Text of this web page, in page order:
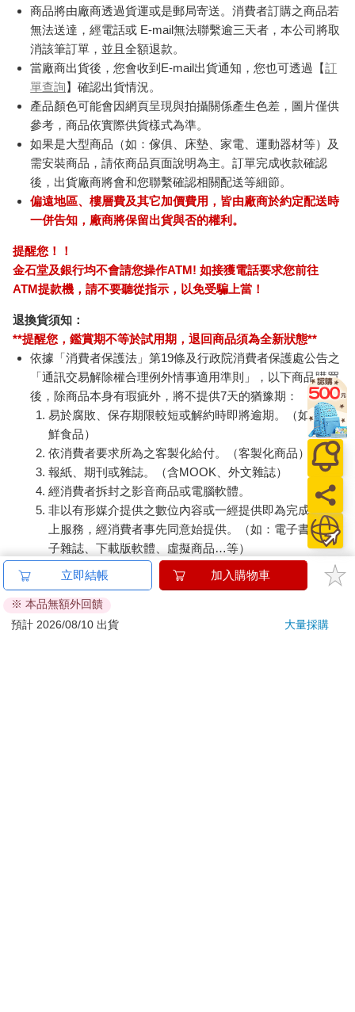
商品將由廠商透過貨運或是郵局寄送。消費者訂購之商品若
無法送達，經電話或 E-mail無法聯繫逾三天者，本公司將取
消該筆訂單，並且全額退款。
當廠商出貨後，您會收到E-mail出貨通知，您也可透過【訂
單查詢】確認出貨情況。
產品顏色可能會因網頁呈現與拍攝關係產生色差，圖片僅供
參考，商品依實際供貨樣式為準。
如果是大型商品（如：傢俱、床墊、家電、運動器材等）及
需安裝商品，請依商品頁面說明為主。訂單完成收款確認
後，出貨廠商將會和您聯繫確認相關配送等細節。
偏遠地區、樓層費及其它加價費用，皆由廠商於約定配送時
一併告知，廠商將保留出貨與否的權利。
提醒您！！
金石堂及銀行均不會請您操作ATM! 如接獲電話要求您前往
ATM提款機，請不要聽從指示，以免受騙上當！
退換貨須知：
**提醒您，鑑賞期不等於試用期，退回商品須為全新狀態**
依據「消費者保護法」第19條及行政院消費者保護處公告之
「通訊交易解除權合理例外情事適用準則」，以下商品購買
後，除商品本身有瑕疵外，將不提供7天的猶豫期：
易於腐敗、保存期限較短或解約時即將逾期。（如：生
鮮食品）
依消費者要求所為之客製化給付。（客製化商品）
報紙、期刊或雜誌。（含MOOK、外文雜誌）
經消費者拆封之影音商品或電腦軟體。
非以有形媒介提供之數位內容或一經提供即為完成之線
上服務，經消費者事先同意始提供。（如：電子書、電
子雜誌、下載版軟體、虛擬商品…等）
已拆封之個人衛生用品。（如：內衣褲、刮鬍刀、除毛
刀…等）
若非上列種類商品，均享有到貨7天的猶豫期（含例假
日）。
立即結帳 加入購物車
※ 本品無額外回饋
預計 2026/08/10 出貨
大量採購